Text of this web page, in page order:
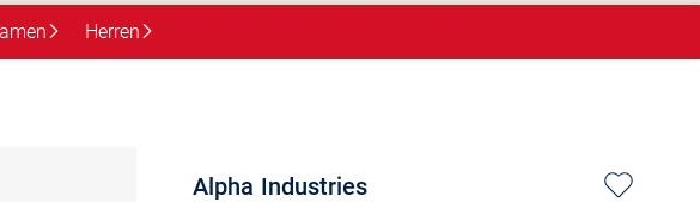
Herren
Alpha Industries